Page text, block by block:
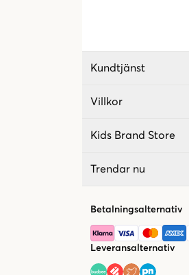
Kundtjänst
Villkor
Kids Brand Store
Trendar nu
Betalningsalternativ
Leveransalternativ